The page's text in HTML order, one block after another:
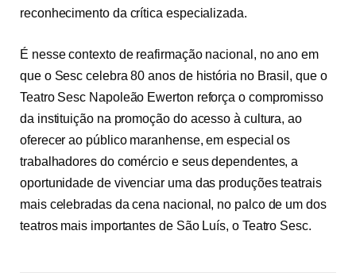
reconhecimento da crítica especializada.
É nesse contexto de reafirmação nacional, no ano em
que o Sesc celebra 80 anos de história no Brasil, que o
Teatro Sesc Napoleão Ewerton reforça o compromisso
da instituição na promoção do acesso à cultura, ao
oferecer ao público maranhense, em especial os
trabalhadores do comércio e seus dependentes, a
oportunidade de vivenciar uma das produções teatrais
mais celebradas da cena nacional, no palco de um dos
teatros mais importantes de São Luís, o Teatro Sesc.